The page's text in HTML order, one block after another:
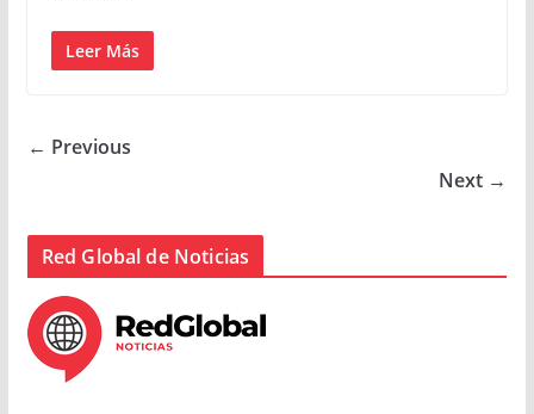
Leer Más
← Previous
Next →
Red Global de Noticias